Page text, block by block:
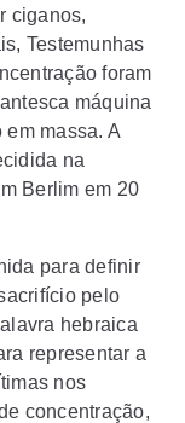
ciganos,
Testemunhas
foram
máquina
massa. A
na
Berlim em 20
para definir
pelo
hebraica
representar a
nos
concentração,